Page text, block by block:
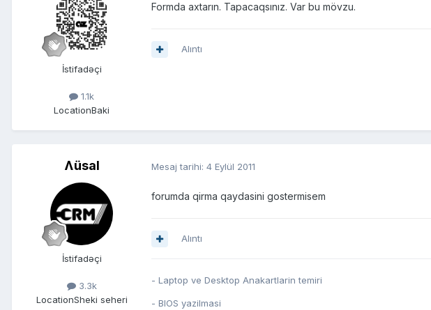
İstifadəçi
1.1k
LocationBaki
Formda axtarın. Tapacaqsınız. Var bu mövzu.
Alıntı
Ʌüsal
İstifadəçi
3.3k
LocationSheki seheri
Mesaj tarihi: 4 Eylül 2011
forumda qirma qaydasini gostermisem
Alıntı
- Laptop ve Desktop Anakartlarin temiri
- BIOS yazilmasi